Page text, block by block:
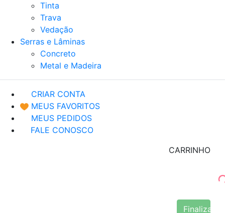
Tinta
Trava
Vedação
Serras e Lâminas
Concreto
Metal e Madeira
CRIAR CONTA
MEUS FAVORITOS
MEUS PEDIDOS
FALE CONOSCO
CARRINHO
Finalizar